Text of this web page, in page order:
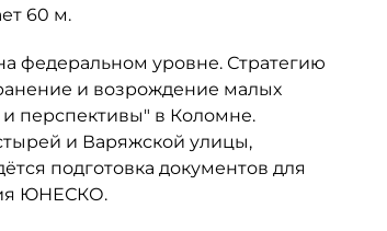
60 м.
федеральном уровне. Стратегию
и возрождение малых
перспективы" в Коломне.
и Варяжской улицы,
подготовка документов для
ЮНЕСКО.